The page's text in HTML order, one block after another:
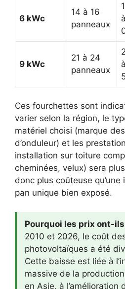
6 kWc
14 à 16
panneaux
9 kWc
21 à 24
panneaux
Ces fourchettes sont
varier selon la région, le
matériel choisi (marque
d’onduleur) et les
installation sur toiture
cheminées, velux) sera
donc plus coûteuse
pan unique bien exposé.
Pourquoi les prix ont-
2010 et 2026, le coût
photovoltaïques a été
Cette baisse est liée à
massive de la
en Asie, à l’amélioration